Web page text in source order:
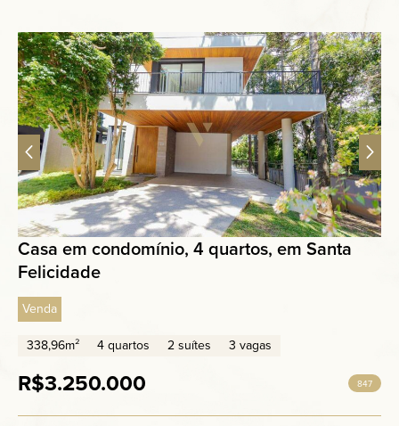
Casa em condomínio, 4 quartos, em Santa
Felicidade
Venda
338,96m²
4 quartos 2 suítes 3 vagas
R$3.250.000 847